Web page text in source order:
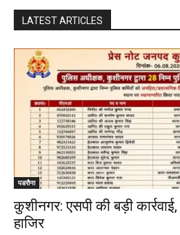
LATEST ARTICLES
पडरौना
कुशीनगर: एसपी की बड़ी
हाजिर